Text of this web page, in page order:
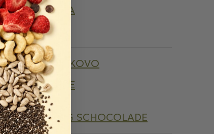
KOFOLA
LÁZNIČKOVO
LIFELIKE
LUDWIG SCHOCOLADE